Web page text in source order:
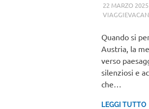
22 MARZO 2025
Quando si
Austria, la
verso
silenziosi e
che…
LEGGI TUTTO